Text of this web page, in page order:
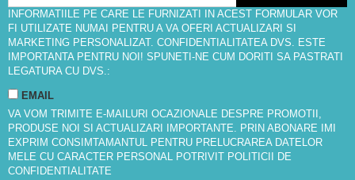
INFORMATIILE PE CARE LE FURNIZATI IN ACEST FORMULAR VOR
FI UTILIZATE NUMAI PENTRU A VA OFERI ACTUALIZARI SI
MARKETING PERSONALIZAT. CONFIDENTIALITATEA DVS. ESTE
IMPORTANTA PENTRU NOI! SPUNETI-NE CUM DORITI SA PASTRATI
LEGATURA CU DVS.:
EMAIL
VA VOM TRIMITE E-MAILURI OCAZIONALE DESPRE PROMOTII,
PRODUSE NOI SI ACTUALIZARI IMPORTANTE. PRIN ABONARE IMI
EXPRIM CONSIMTAMANTUL PENTRU PRELUCRAREA DATELOR
MELE CU CARACTER PERSONAL POTRIVIT POLITICII DE
CONFIDENTIALITATE